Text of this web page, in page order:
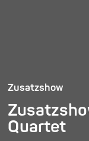
Zusatzshow
Quartet